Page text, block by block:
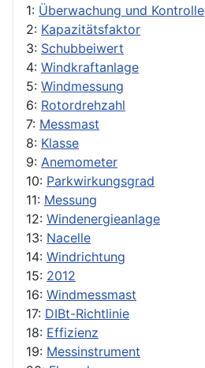
1: Überwachung und Kontrolle
2: Kapazitätsfaktor
3: Schubbeiwert
4: Windkraftanlage
5: Windmessung
6: Rotordrehzahl
7: Messmast
8: Klasse
9: Anemometer
10: Parkwirkungsgrad
11: Messung
12: Windenergieanlage
13: Nacelle
14: Windrichtung
15: 2012
16: Windmessmast
17: DIBt-Richtlinie
18: Effizienz
19: Messinstrument